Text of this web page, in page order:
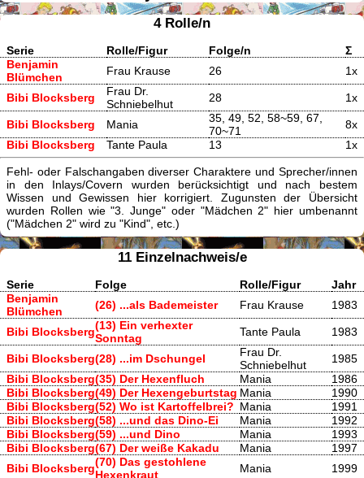
4 Rolle/n
Serie Rolle/Figur Folge/n
Σ
Benjamin
Blümchen
Frau Krause 26 1x
Bibi Blocksberg
Frau Dr.
Schniebelhut
28 1x
Bibi Blocksberg Mania
35, 49, 52, 58~59, 67,
70~71
8x
Bibi Blocksberg
Tante Paula 13 1x
Fehl- oder Falschangaben diverser Charaktere und Sprecher/innen
in den Inlays/Covern wurden berücksichtigt und nach bestem
Wissen und Gewissen hier korrigiert. Zugunsten der Übersicht
wurden Rollen wie "3. Junge" oder "Mädchen 2" hier umbenannt
("Mädchen 2" wird zu "Kind", etc.)
11 Einzelnachweis/e
Serie Folge Rolle/Figur
Jahr
Benjamin
Blümchen
(26) ...als Bademeister Frau Krause 1983
Bibi Blocksberg(13) Ein verhexter
Sonntag
Tante Paula 1983
Bibi Blocksberg(28) ...im Dschungel
Frau Dr.
Schniebelhut
1985
Bibi Blocksberg(35) Der Hexenfluch Mania
1986
Bibi Blocksberg(49) Der Hexengeburtstag Mania
1990
Bibi Blocksberg(52) Wo ist Kartoffelbrei? Mania
1991
Bibi Blocksberg(58) ...und das Dino-Ei Mania
1992
Bibi Blocksberg(59) ...und Dino Mania
1993
Bibi Blocksberg(67) Der weiße Kakadu Mania
1997
Bibi Blocksberg(70) Das gestohlene
Hexenkraut
Mania 1999